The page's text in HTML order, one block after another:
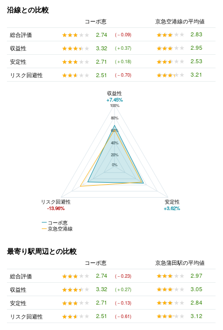
沿線との比較
コーポ恵
京急空港線の平均値
総合評価
★★★★★
★★★★★ 2.74 (－0.09) ★★★★★
★★★★★
2.83
収益性
★★★★★
★★★★★ 3.32 (＋0.37) ★★★★★
★★★★★
2.95
安定性
★★★★★
★★★★★ 2.71 (＋0.18) ★★★★★
★★★★★
2.53
リスク回避性
★★★★★
★★★★★ 2.51 (－0.70) ★★★★★
★★★★★ 3.21
コーポ恵と京急空港線の平均値の総合評価の比較
100%
80%
60%
40%
20%
0%
コーポ恵
京急空港線
収益性
+7.45%
リスク回避性
-13.96%
安定性
+3.62%
最寄り駅周辺との比較
コーポ恵
京急蒲田駅の平均値
総合評価
★★★★★
★★★★★ 2.74 (－0.23) ★★★★★
★★★★★
2.97
収益性
★★★★★
★★★★★ 3.32 (＋0.27) ★★★★★
★★★★★
3.05
安定性
★★★★★
★★★★★ 2.71 (－0.13) ★★★★★
★★★★★
2.84
リスク回避性
★★★★★
★★★★★ 2.51 (－0.61) ★★★★★
★★★★★ 3.12